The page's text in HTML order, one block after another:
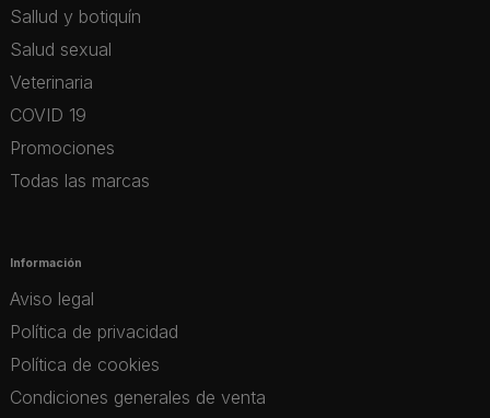
Sallud y botiquín
Salud sexual
Veterinaria
COVID 19
Promociones
Todas las marcas
Información
Aviso legal
Política de privacidad
Política de cookies
Condiciones generales de venta